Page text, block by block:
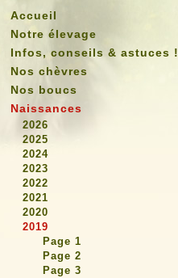
Accueil
Notre élevage
Infos, conseils & astuces !
Nos chèvres
Nos boucs
Naissances
2026
2025
2024
2023
2022
2021
2020
2019
Page 1
Page 2
Page 3